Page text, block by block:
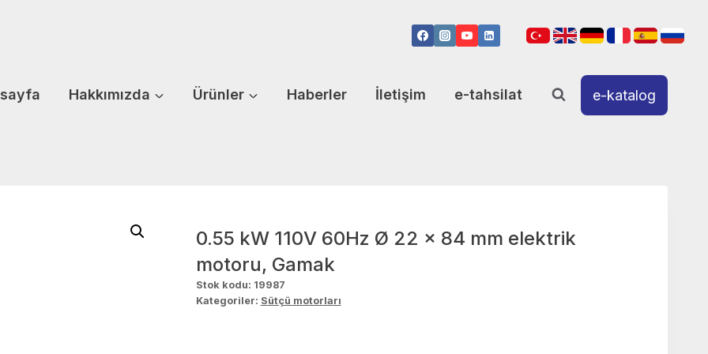
Hakkımızda Ürünler Haberler İletişim e-tahsilat e-katalog
0.55 kW 110V 60Hz Ø 22 x 84 mm elektrik
motoru, Gamak
Stok kodu: 19987
Kategoriler: Sütçü motorları